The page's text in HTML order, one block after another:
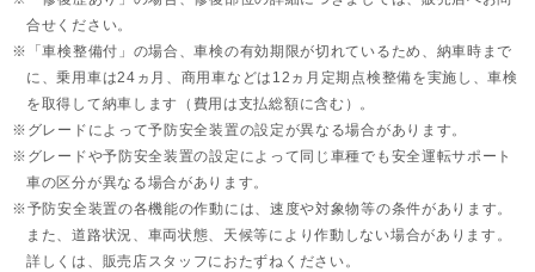
合せください。
「車検整備付」の場合、車検の有効期限が切れているため、納車時まで
に、乗用車は24ヵ月、 商用車などは12ヵ月定期点検整備を実施し、車検
を取得して納車します（費用は支払総額に含む）。
グレードによって予防安全装置の設定が異なる場合があります。
グレードや予防安全装置の設定によって同じ車種でも安全運転サポート
車の区分が異なる場合があります。
予防安全装置の各機能の作動には、速度や対象物等の条件があります。
また、道路状況、車両状態、天候等により作動しない場合があります。
詳しくは、販売店スタッフにおたずねください。